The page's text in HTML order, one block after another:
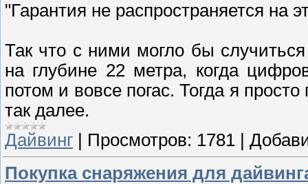
"Гарантия не распространяется на
Так что с ними могло бы
на глубине 22 метра, когда
потом и вовсе погас. Тогда я
так далее.
Дайвинг
Просмотров: 1781
Покупка снаряжения для